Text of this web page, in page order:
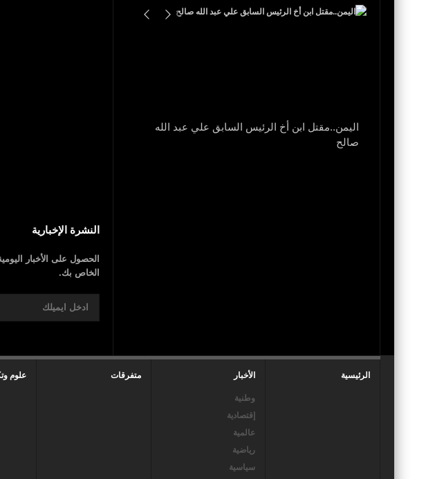
اليمن..مقتل ابن أخ الرئيس السابق علي عبد الله
صالح
النشرة الإخبارية
الحصول على الأخبار
الخاص بك.
الرئيسية الأخبار
وطنية
إقتصادية
عالمية
رياضية
سياسية
متفرقات علوم